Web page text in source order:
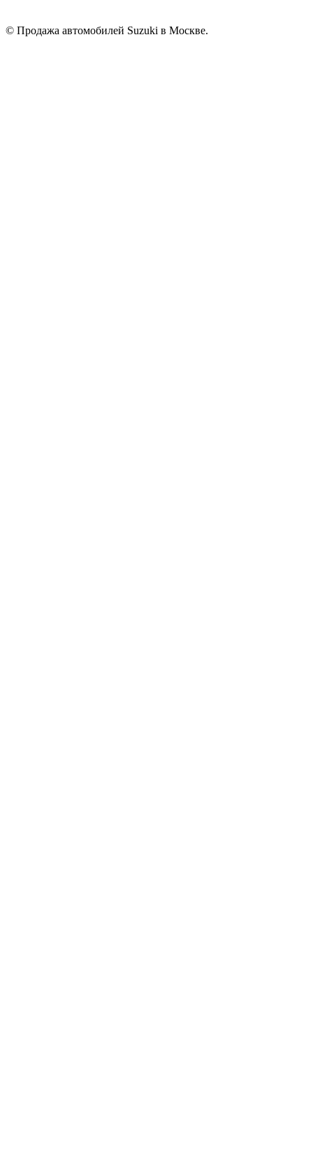
© Продажа автомобилей Suzuki в Москве.